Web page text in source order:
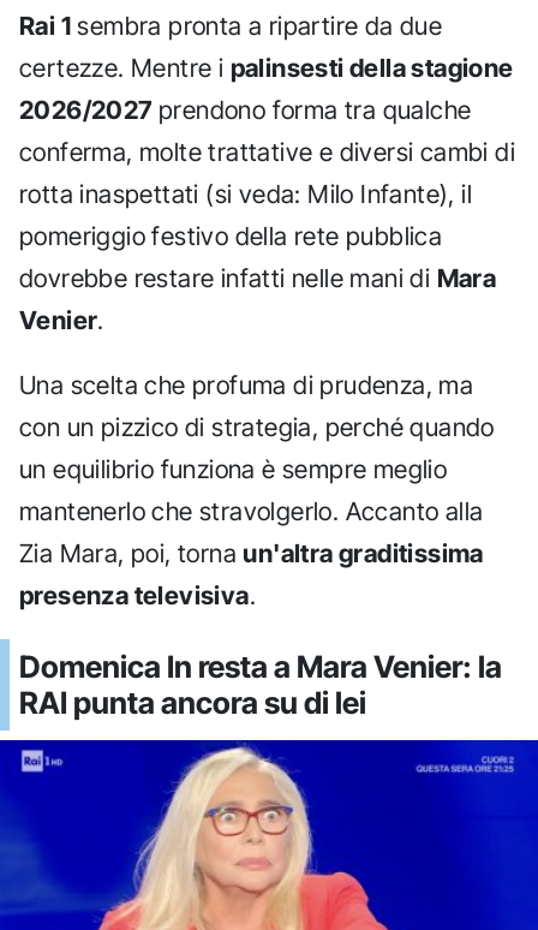
Rai 1 sembra pronta a ripartire da due
certezze. Mentre i palinsesti della stagione
2026/2027 prendono forma tra qualche
conferma, molte trattative e diversi cambi di
rotta inaspettati (si veda: Milo Infante), il
pomeriggio festivo della rete pubblica
dovrebbe restare infatti nelle mani di Mara
Venier.
Una scelta che profuma di prudenza, ma
con un pizzico di strategia, perché quando
un equilibrio funziona è sempre meglio
mantenerlo che stravolgerlo. Accanto alla
Zia Mara, poi, torna un'altra graditissima
presenza televisiva.
Domenica In resta a Mara Venier: la
RAI punta ancora su di lei